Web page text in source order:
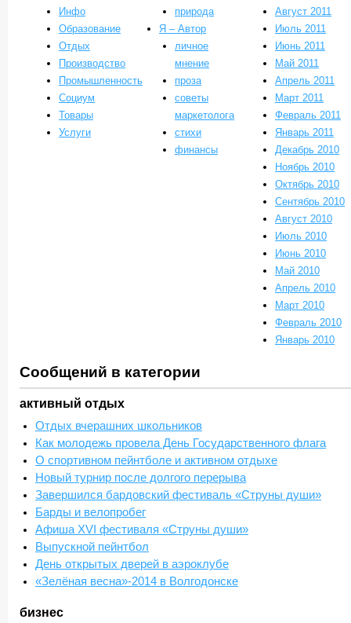
Инфо
Образование
Отдых
Производство
Промышленность
Социум
Товары
Услуги
природа
Я – Автор
личное
мнение
проза
советы
маркетолога
стихи
финансы
Август 2011
Июль 2011
Июнь 2011
Май 2011
Апрель 2011
Март 2011
Февраль 2011
Январь 2011
Декабрь 2010
Ноябрь 2010
Октябрь 2010
Сентябрь 2010
Август 2010
Июль 2010
Июнь 2010
Май 2010
Апрель 2010
Март 2010
Февраль 2010
Январь 2010
Сообщений в категории
активный отдых
Отдых вчерашних школьников
Как молодежь провела День Государственного флага
О спортивном пейнтболе и активном отдыхе
Новый турнир после долгого перерыва
Завершился бардовский фестиваль «Струны души»
Барды и велопробег
Афиша XVI фестиваля «Струны души»
Выпускной пейнтбол
День открытых дверей в аэроклубе
«Зелёная весна»-2014 в Волгодонске
бизнес